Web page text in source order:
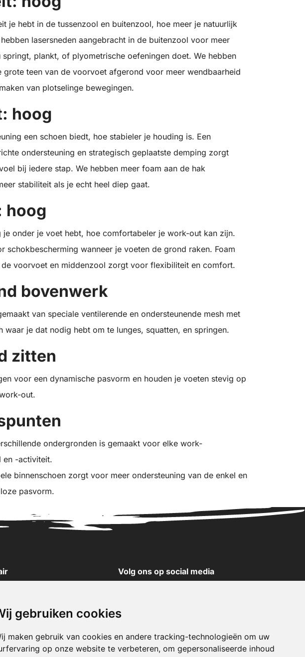
gebruiken cookies
maken gebruik van cookies en andere tracking-technologieën om uw
op onze website te verbeteren, om gepersonaliseerde inhoud
je hebt in de tussenzool en buitenzool, hoe meer je natuurlijk
lasersneden aangebracht in de buitenzool voor meer
plankt, of plyometrische oefeningen doet. We hebben
grote teen van de voorvoet afgerond voor meer wendbaarheid
van plotselinge bewegingen.
hoog
een schoen biedt, hoe stabieler je houding is. Een
ondersteuning en strategisch geplaatste demping zorgt
bij iedere stap. We hebben meer foam aan de hak
stabiliteit als je echt heel diep gaat.
hoog
je onder je voet hebt, hoe comfortabeler je work-out kan zijn.
schokbescherming wanneer je voeten de grond raken. Foam
de voorvoet en middenzool zorgt voor flexibiliteit en comfort.
bovenwerk
van speciale ventilerende en ondersteunende mesh met
waar je dat nodig hebt om te lunges, squatten, en springen.
zitten
voor een dynamische pasvorm en houden je voeten stevig op
out.
ondergronden is gemaakt voor elke work-
en -activiteit.
binnenschoen zorgt voor meer ondersteuning van de enkel en
pasvorm.
sneakers
sneakers
sneakers
Volg ons op social media
X
Pinterest